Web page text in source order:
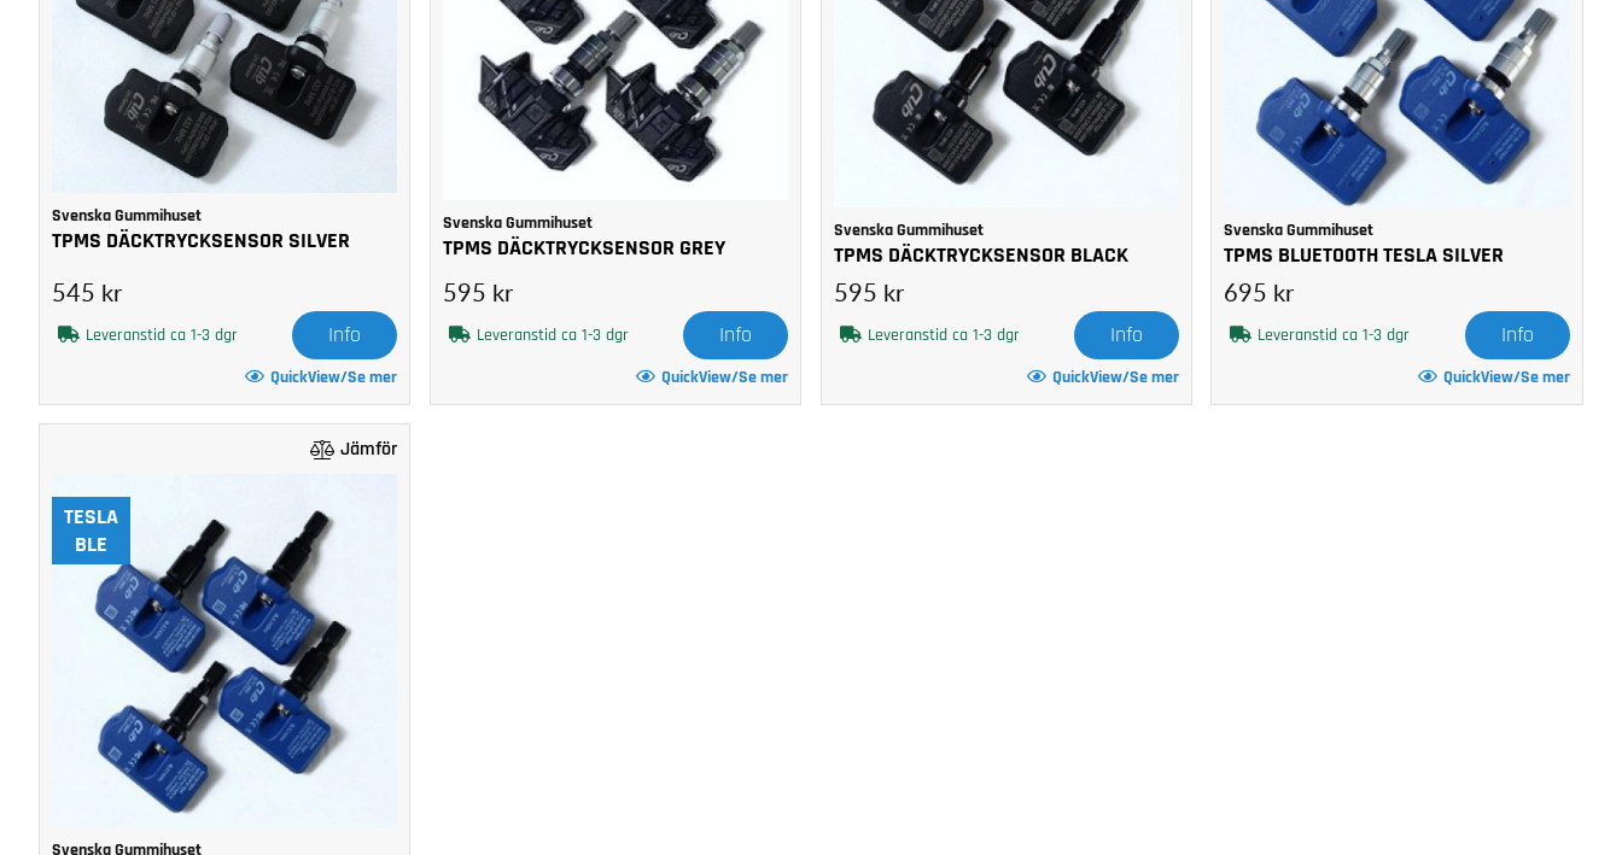
Svenska Gummihuset
TPMS DÄCKTRYCKSENSOR SILVER
545 kr
Leveranstid ca 1-3 dgr Info
QuickView/Se mer
Svenska Gummihuset
TPMS DÄCKTRYCKSENSOR GREY
595 kr
Leveranstid ca 1-3 dgr Info
QuickView/Se mer
Svenska Gummihuset
TPMS DÄCKTRYCKSENSOR BLACK
595 kr
Leveranstid ca 1-3 dgr Info
QuickView/Se mer
Svenska Gummihuset
TPMS BLUETOOTH TESLA SILVER
695 kr
Leveranstid ca 1-3 dgr Info
QuickView/Se mer
Jämför
TESLA
BLE
Svenska Gummihuset